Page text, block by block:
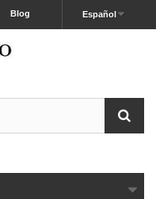
Español
Blog